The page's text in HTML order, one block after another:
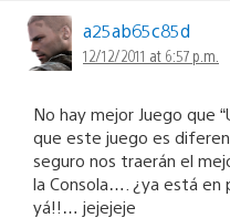
a25ab65c85d
12/12/2011 at 6:57 p.m.
No hay mejor Juego que
que este juego es
seguro nos traerán el
la Consola…. ¿ya está
yá!!… jejejeje